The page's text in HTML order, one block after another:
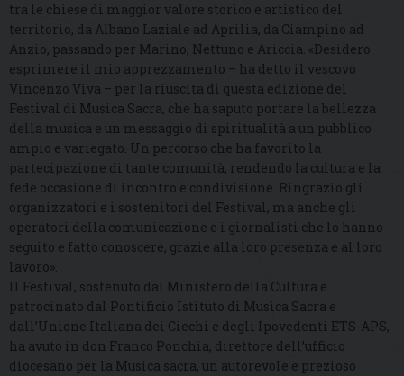
tra le chiese di maggior valore storico e artistico del
territorio, da Albano Laziale ad Aprilia, da Ciampino ad
Anzio, passando per Marino, Nettuno e Ariccia. «Desidero
esprimere il mio apprezzamento – ha detto il vescovo
Vincenzo Viva – per la riuscita di questa edizione del
Festival di Musica Sacra, che ha saputo portare la bellezza
della musica e un messaggio di spiritualità a un pubblico
ampio e variegato. Un percorso che ha favorito la
partecipazione di tante comunità, rendendo la cultura e la
fede occasione di incontro e condivisione. Ringrazio gli
organizzatori e i sostenitori del Festival, ma anche gli
operatori della comunicazione e i giornalisti che lo hanno
seguito e fatto conoscere, grazie alla loro presenza e al loro
lavoro».
Il Festival, sostenuto dal Ministero della Cultura e
patrocinato dal Pontificio Istituto di Musica Sacra e
dall’Unione Italiana dei Ciechi e degli Ipovedenti ETS-APS,
ha avuto in don Franco Ponchia, direttore dell’ufficio
diocesano per la Musica sacra, un autorevole e prezioso